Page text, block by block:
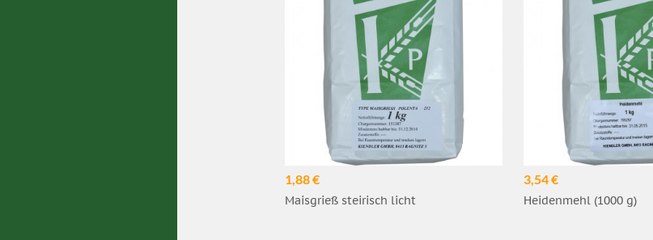
1,88 €
Maisgrieß steirisch licht
3,54 €
Heidenmehl (1000 g)